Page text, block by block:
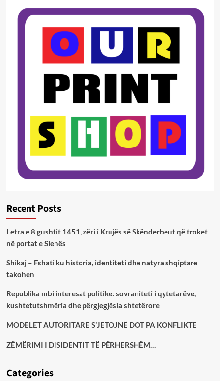
Recent Posts
Letra e 8 gushtit 1451, zëri i Krujës së Skënderbeut që troket
në portat e Sienës
Shikaj – Fshati ku historia, identiteti dhe natyra shqiptare
takohen
Republika mbi interesat politike: sovraniteti i qytetarëve,
kushtetutshmëria dhe përgjegjësia shtetërore
MODELET AUTORITARE S’JETOJNË DOT PA KONFLIKTE
ZËMËRIMI I DISIDENTIT TË PËRHERSHËM…
Categories